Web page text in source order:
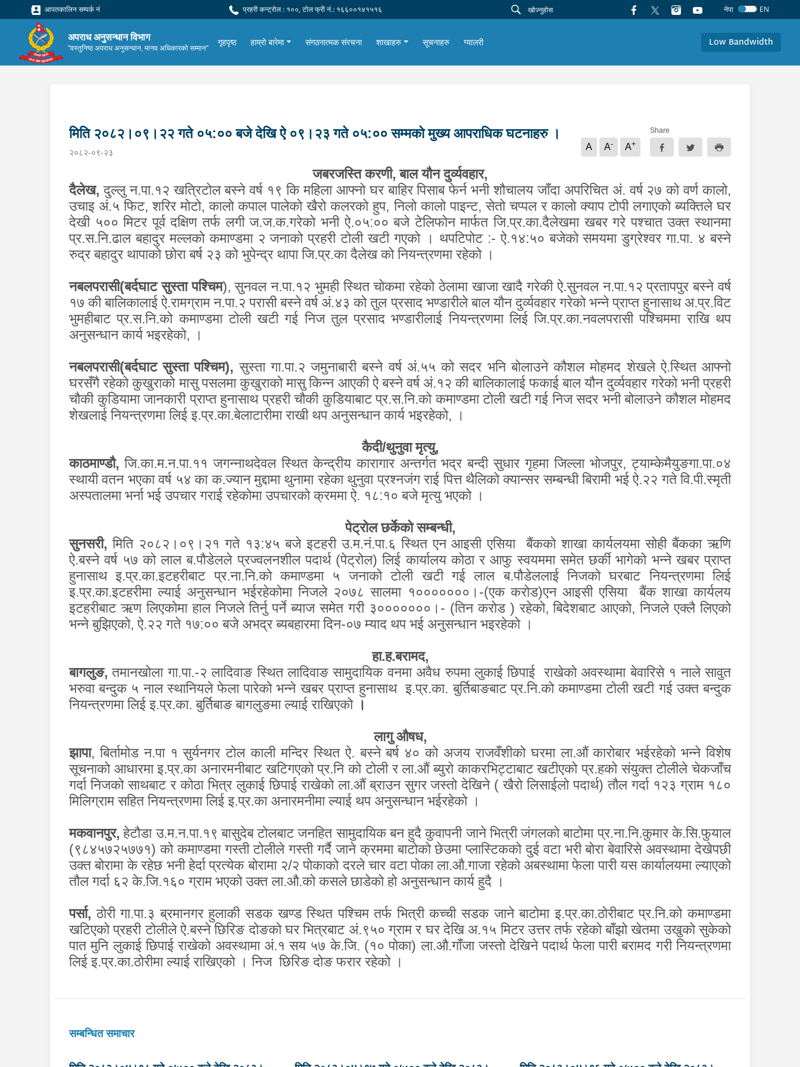
आपतकालिन सम्पर्क नं प्रहरी कन्ट्रोल : १००, टोल फ्री नं.: १६६००१४१५१६ नेपा EN
अपराध अनुसन्धान विभाग
"वस्तुनिष्ठ अपराध अनुसन्धान, मानव अधिकारको सम्मान"
गृहपृष्ठ हाम्रो बारेमा संगठनात्मक संरचना शाखाहरु सूचनाहरु ग्यालरी Low Bandwidth
मिति २०८२।०९।२२ गते ०५:०० बजे देखि ऐ ०९।२३ गते ०५:०० सम्मको मुख्य आपराधिक घटनाहरु ।
२०८२-०९-२३
A A- A+
Share
जबरजस्ति करणी,बाल यौन दुर्व्यवहार,
दैलेख,दुल्लु न.पा.१२ खत्रिटोल बस्ने वर्ष १९ कि महिला आफ्नो घर बाहिर पिसाब फेर्न भनी शौचालय जाँदा अपरिचित अं. वर्ष २७ को वर्ण कालो,
उचाइ अं.५ फिट,शरिर मोटो,कालो कपाल पालेको खैरो कलरको हुप,निलो कालो पाइन्ट,सेतो चप्पल र कालो क्याप टोपी लगाएको ब्यक्तिले घर
देखी ५०० मिटर पूर्व दक्षिण तर्फ लगी ज.ज.क.गरेको भनी ऐ.०५:०० बजे टेलिफोन मार्फत जि.प्र.का.दैलेखमा खबर गरे पश्चात उक्त स्थानमा
प्र.स.नि.ढाल बहादुर मल्लको कमाण्डमा २ जनाको प्रहरी टोली खटी गएको । थपटिपोट :- ऐ.१४:५० बजेको समयमा डुग्रेश्वर गा.पा. ४ बस्ने
रुद्र बहादुर थापाको छोरा बर्ष २३ को भुपेन्द्र थापा जि.प्र.का दैलेख को नियन्त्रणमा रहेको ।
नबलपरासी(बर्दघाट सुस्ता पश्चिम),सुनवल न.पा.१२ भुमही स्थित चोकमा रहेको ठेलामा खाजा खादै गरेकी ऐ.सुनवल न.पा.१२ प्रतापपुर बस्ने वर्ष
१७ की बालिकालाई ऐ.रामग्राम न.पा.२ परासी बस्ने वर्ष अं.४३ को तुल प्रसाद भण्डारीले बाल यौन दुर्व्यवहार गरेको भन्ने प्राप्त हुनासाथ अ.प्र.विट
भुमहीबाट प्र.स.नि.को कमाण्डमा टोली खटी गई निज तुल प्रसाद भण्डारीलाई नियन्त्रणमा लिई जि.प्र.का.नवलपरासी पश्चिममा राखि थप
अनुसन्धान कार्य भइरहेको, ।
नबलपरासी(बर्दघाट सुस्ता पश्चिम), सुस्ता गा.पा.२ जमुनाबारी बस्ने वर्ष अं.५५ को सदर भनि बोलाउने कौशल मोहमद शेखले ऐ.स्थित आफ्नो
घरसँगै रहेको कुखुराको मासु पसलमा कुखुराको मासु किन्न आएकी ऐ बस्ने वर्ष अं.१२ की बालिकालाई फकाई बाल यौन दुर्व्यवहार गरेको भनी प्रहरी
चौकी कुडियामा जानकारी प्राप्त हुनासाथ प्रहरी चौकी कुडियाबाट प्र.स.नि.को कमाण्डमा टोली खटी गई निज सदर भनी बोलाउने कौशल मोहमद
शेखलाई नियन्त्रणमा लिई इ.प्र.का.बेलाटारीमा राखी थप अनुसन्धान कार्य भइरहेको, ।
कैदी/थुनुवा मृत्यु,
काठमाण्डौ,जि.का.म.न.पा.११ जगन्नाथदेवल स्थित केन्द्रीय कारागार अन्तर्गत भद्र बन्दी सुधार गृहमा जिल्ला भोजपुर,ट्याम्केमैयुङगा.पा.०४
स्थायी वतन भएका वर्ष ५४ का क.ज्यान मुद्दामा थुनामा रहेका थुनुवा प्रश्नजंग राई पित्त थैलिको क्यान्सर सम्बन्धी बिरामी भई ऐ.२२ गते वि.पी.स्मृती
अस्पतालमा भर्ना भई उपचार गराई रहेकोमा उपचारको क्रममा ऐ. १८:१० बजे मृत्यु भएको ।
पेट्रोल छर्केको सम्बन्धी,
सुनसरी,मिति २०८२।०९।२१ गते १३:४५ बजे इटहरी उ.म.नं.पा.६ स्थित एन आइसी एसिया बैंकको शाखा कार्यलयमा सोही बैंकका ऋणि
ऐ.बस्ने वर्ष ५७ को लाल ब.पौडेलले प्रज्वलनशील पदार्थ (पेट्रोल) लिई कार्यालय कोठा र आफु स्वयममा समेत छर्की भागेको भन्ने खबर प्राप्त
हुनासाथ इ.प्र.का.इटहरीबाट प्र.ना.नि.को कमाण्डमा ५ जनाको टोली खटी गई लाल ब.पौडेललाई निजको घरबाट नियन्त्रणमा लिई
इ.प्र.का.इटहरीमा ल्याई अनुसन्धान भईरहेकोमा निजले २०७८ सालमा १०००००००।-(एक करोड)एन आइसी एसिया बैंक शाखा कार्यलय
इटहरीबाट ऋण लिएकोमा हाल निजले तिर्नु पर्ने ब्याज समेत गरी ३०००००००।- (तिन करोड ) रहेको,बिदेशबाट आएको,निजले एक्लै लिएको
भन्ने बुझिएको,ऐ.२२ गते १७:०० बजे अभद्र ब्यबहारमा दिन-०७ म्याद थप भई अनुसन्धान भइरहेको ।
हा.ह.बरामद,
बागलुङ,तमानखोला गा.पा.-२ लादिवाङ स्थित लादिवाङ सामुदायिक वनमा अवैध रुपमा लुकाई छिपाई राखेको अवस्थामा बेवारिसे १ नाले सावुत
भरुवा बन्दुक ५ नाल स्थानियले फेला पारेको भन्ने खबर प्राप्त हुनासाथ इ.प्र.का. बुर्तिबाङबाट प्र.नि.को कमाण्डमा टोली खटी गई उक्त बन्दुक
नियन्त्रणमा लिई इ.प्र.का. बुर्तिबाङ बागलुङमा ल्याई राखिएको।
लागु औषध,
झापा,बिर्तामोड न.पा १ सुर्यनगर टोल काली मन्दिर स्थित ऐ. बस्ने बर्ष ४० को अजय राजवँशीको घरमा ला.औं कारोबार भईरहेको भन्ने विशेष
सूचनाको आधारमा इ.प्र.का अनारमनीबाट खटिगएको प्र.नि को टोली र ला.औं ब्युरो काकरभिट्टाबाट खटीएको प्र.हको संयुक्त टोलीले चेकजाँच
गर्दा निजको साथबाट र कोठा भित्र लुकाई छिपाई राखेको ला.औं ब्राउन सुगर जस्तो देखिने ( खैरो लिसाईलो पदार्थ) तौल गर्दा १२३ ग्राम १८०
मिलिग्राम सहित नियन्त्रणमा लिई इ.प्र.का अनारमनीमा ल्याई थप अनुसन्धान भईरहेको ।
मकवानपुर,हेटौडा उ.म.न.पा.१९ बासुदेब टोलबाट जनहित सामुदायिक बन हुदै कुवापनी जाने भित्री जंगलको बाटोमा प्र.ना.नि.कुमार के.सि.फुयाल
(९८४५७२५७७१) को कमाण्डमा गस्ती टोलीले गस्ती गर्दै जाने क्रममा बाटोको छेउमा प्लास्टिकको दुई वटा भरी बोरा बेवारिसे अवस्थामा देखेपछी
उक्त बोरामा के रहेछ भनी हेर्दा प्रत्येक बोरामा २/२ पोकाको दरले चार वटा पोका ला.औ.गाजा रहेको अबस्थामा फेला पारी यस कार्यालयमा ल्याएको
तौल गर्दा ६२ के.जि.१६० ग्राम भएको उक्त ला.औ.को कसले छाडेको हो अनुसन्धान कार्य हुदै ।
पर्सा, ठोरी गा.पा.३ ब्रमानगर हुलाकी सडक खण्ड स्थित पश्चिम तर्फ भित्री कच्ची सडक जाने बाटोमा इ.प्र.का.ठोरीबाट प्र.नि.को कमाण्डमा
खटिएको प्रहरी टोलीले ऐ.बस्ने छिरिङ दोङको घर भित्रबाट अं.९५० ग्राम र घर देखि अ.१५ मिटर उत्तर तर्फ रहेको बाँझो खेतमा उखुको सुकेको
पात मुनि लुकाई छिपाई राखेको अवस्थामा अं.१ सय ५७ के.जि. (१० पोका) ला.औ.गाँजा जस्तो देखिने पदार्थ फेला पारी बरामद गरी नियन्त्रणमा
लिई इ.प्र.का.ठोरीमा ल्याई राखिएको । निज छिरिङ दोङ फरार रहेको ।
सम्बन्धित समाचार